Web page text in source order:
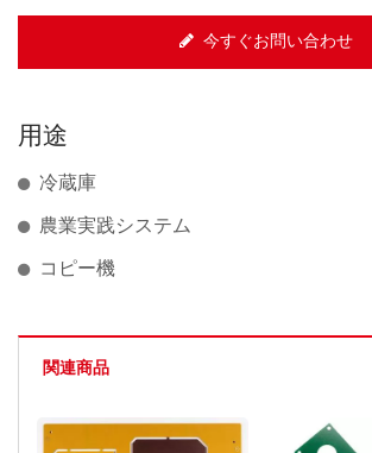
今すぐお問い合わせ
用途
冷蔵庫
農業実践システム
コピー機
関連商品